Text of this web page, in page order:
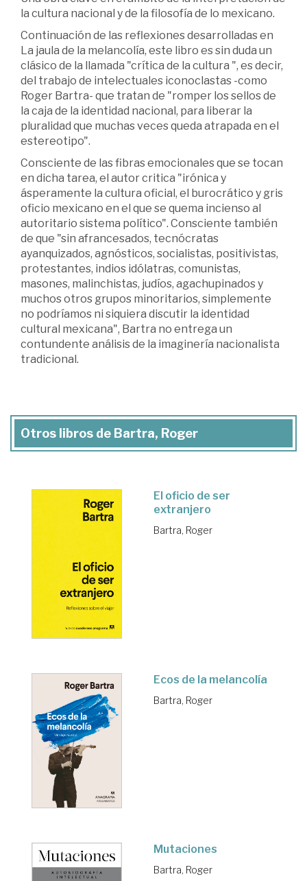
la cultura nacional y de la filosofía de lo mexicano.
Continuación de las reflexiones desarrolladas en
La jaula de la melancolía, este libro es sin duda un
clásico de la llamada "crítica de la cultura ", es decir,
del trabajo de intelectuales iconoclastas -como
Roger Bartra- que tratan de "romper los sellos de
la caja de la identidad nacional, para liberar la
pluralidad que muchas veces queda atrapada en el
estereotipo".
Consciente de las fibras emocionales que se tocan
en dicha tarea, el autor critica "irónica y
ásperamente la cultura oficial, el burocrático y gris
oficio mexicano en el que se quema incienso al
autoritario sistema político". Consciente también
de que "sin afrancesados, tecnócratas
ayanquizados, agnósticos, socialistas, positivistas,
protestantes, indios idólatras, comunistas,
masones, malinchistas, judíos, agachupinados y
muchos otros grupos minoritarios, simplemente
no podríamos ni siquiera discutir la identidad
cultural mexicana", Bartra no entrega un
contundente análisis de la imaginería nacionalista
tradicional.
Otros libros de Bartra, Roger
El oficio de ser
extranjero
Bartra, Roger
Ecos de la melancolía
Bartra, Roger
Mutaciones
Bartra, Roger